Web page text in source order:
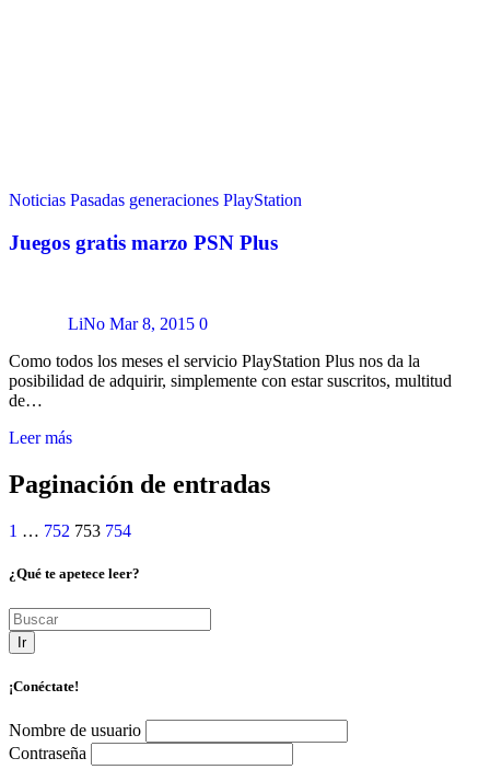
Noticias Pasadas generaciones PlayStation
Juegos gratis marzo PSN Plus
LiNo Mar 8, 2015 0
Como todos los meses el servicio PlayStation Plus nos da la
posibilidad de adquirir, simplemente con estar suscritos, multitud
de…
Leer más
Paginación de entradas
1 … 752 753 754
¿Qué te apetece leer?
Ir
¡Conéctate!
Nombre de usuario
Contraseña